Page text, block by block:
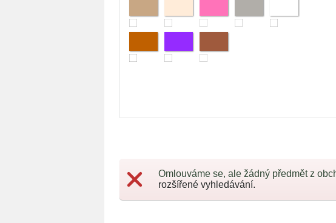
Omlouváme se, ale žádný předmět z
rozšířené vyhledávání.